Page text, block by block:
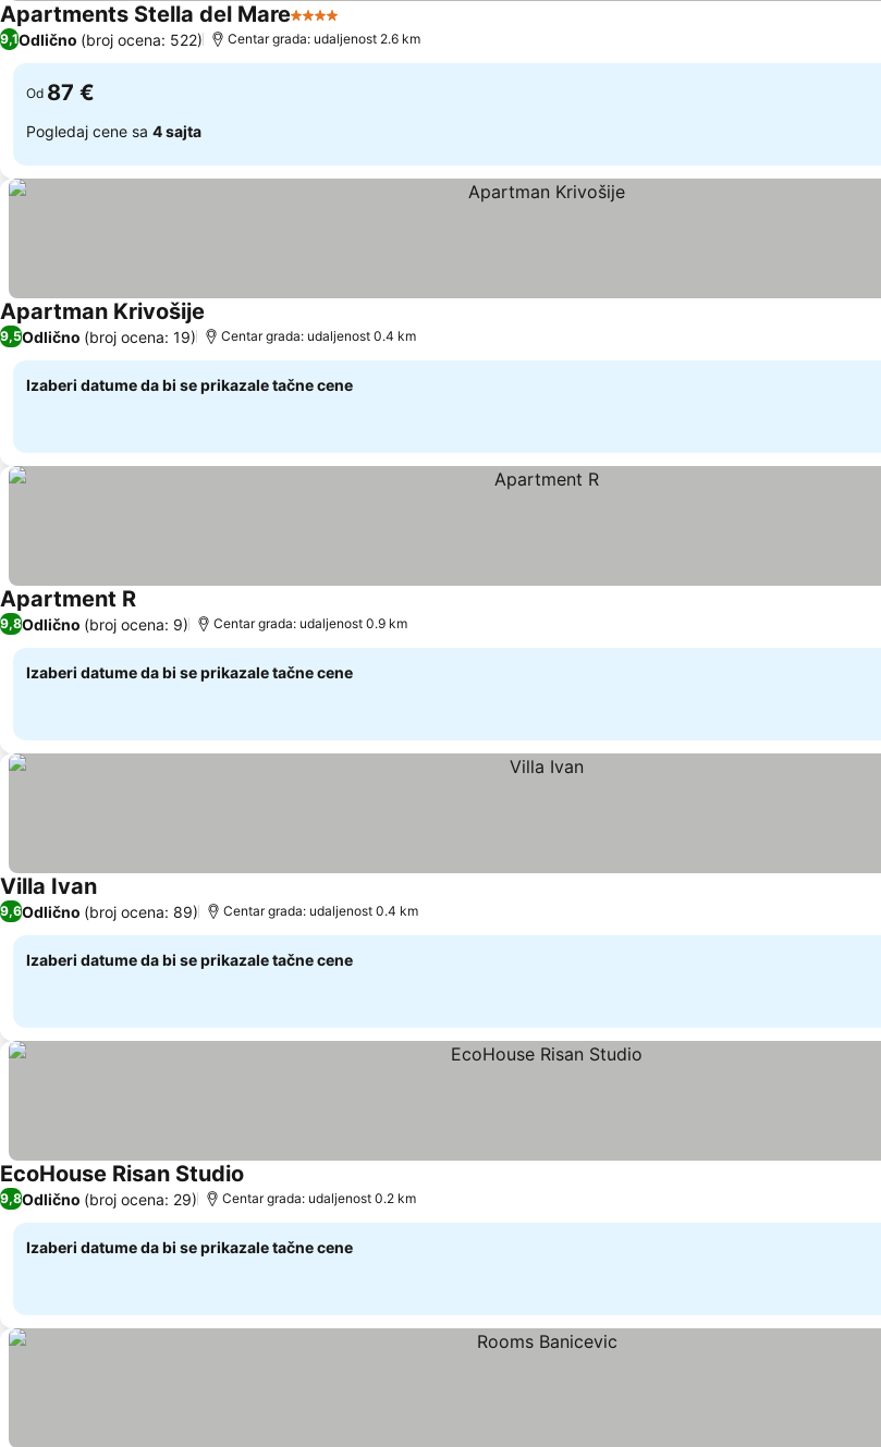
Apartments Stella del Mare4 Zvezdice
9,1Odlično (broj ocena: 522) Centar grada: udaljenost 2.6 km
Od 87 €
Pogledaj cene sa 4 sajta
Apartman KrivošijePogledaj cene
9,5Odlično (broj ocena: 19) Centar grada: udaljenost 0.4 km
Izaberi datume da bi se prikazale tačne cene
Apartment RPogledaj cene
9,8Odlično (broj ocena: 9) Centar grada: udaljenost 0.9 km
Izaberi datume da bi se prikazale tačne cene
Villa IvanPogledaj cene
9,6Odlično (broj ocena: 89) Centar grada: udaljenost 0.4 km
Izaberi datume da bi se prikazale tačne cene
EcoHouse Risan Studio
9,8Odlično (broj ocena: 29) Centar grada: udaljenost 0.2 km
Izaberi datume da bi se prikazale tačne cene